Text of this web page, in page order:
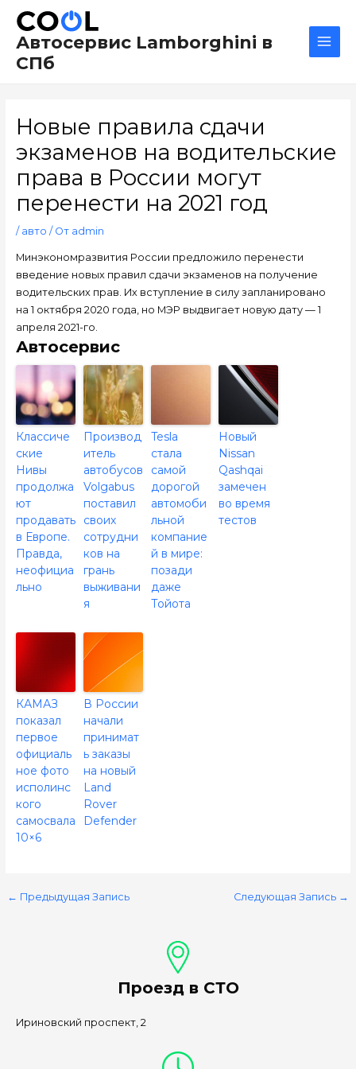
содержимому
Автосервис Lamborghini в
СПб
Новые правила сдачи
экзаменов на водительские
права в России могут
перенести на 2021 год
/ авто / От admin
Минэкономразвития России предложило перенести
введение новых правил сдачи экзаменов на получение
водительских прав. Их вступление в силу запланировано
на 1 октября 2020 года, но МЭР выдвигает новую дату — 1
апреля 2021-го.
Автосервис
Классиче
ские
Нивы
продолжа
ют
продавать
в Европе.
Правда,
неофициа
льно
Производ
итель
автобусов
Volgabus
поставил
своих
сотрудни
ков на
грань
выживани
я
Tesla
стала
самой
дорогой
автомоби
льной
компание
й в мире:
позади
даже
Тойота
Новый
Nissan
Qashqai
замечен
во время
тестов
КАМАЗ
показал
первое
официаль
ное фото
исполинс
кого
самосвала
10×6
В России
начали
принимат
ь заказы
на новый
Land
Rover
Defender
по
записям
← Предыдущая Запись Следующая Запись →
Проезд в СТО
Ириновский проспект, 2